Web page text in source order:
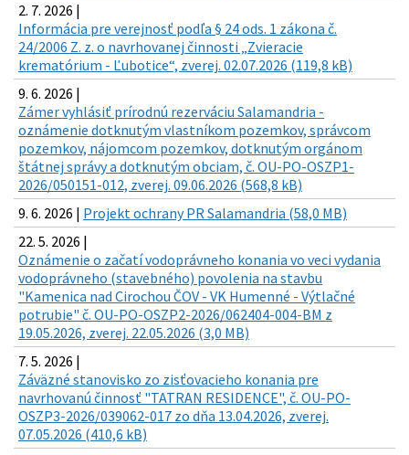
2. 7. 2026 |
Informácia pre verejnosť podľa § 24 ods. 1 zákona č.
24/2006 Z. z. o navrhovanej činnosti „Zvieracie
krematórium - Ľubotice“, zverej. 02.07.2026 (119,8 kB)
9. 6. 2026 |
Zámer vyhlásiť prírodnú rezerváciu Salamandria -
oznámenie dotknutým vlastníkom pozemkov, správcom
pozemkov, nájomcom pozemkov, dotknutým orgánom
štátnej správy a dotknutým obciam, č. OU-PO-OSZP1-
2026/050151-012, zverej. 09.06.2026 (568,8 kB)
9. 6. 2026 | Projekt ochrany PR Salamandria (58,0 MB)
22. 5. 2026 |
Oznámenie o začatí vodoprávneho konania vo veci vydania
vodoprávneho (stavebného) povolenia na stavbu
"Kamenica nad Cirochou ČOV - VK Humenné - Výtlačné
potrubie" č. OU-PO-OSZP2-2026/062404-004-BM z
19.05.2026, zverej. 22.05.2026 (3,0 MB)
7. 5. 2026 |
Záväzné stanovisko zo zisťovacieho konania pre
navrhovanú činnosť "TATRAN RESIDENCE", č. OU-PO-
OSZP3-2026/039062-017 zo dňa 13.04.2026, zverej.
07.05.2026 (410,6 kB)